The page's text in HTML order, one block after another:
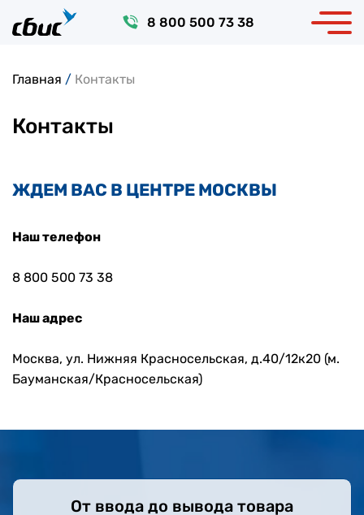
8 800 500 73 38
Главная / Контакты
Контакты
ЖДЕМ ВАС В ЦЕНТРЕ МОСКВЫ
Наш телефон
8 800 500 73 38
Наш адрес
Москва, ул. Нижняя Красносельская, д.40/12к20 (м.
Бауманская/Красносельская)
От ввода до вывода товара